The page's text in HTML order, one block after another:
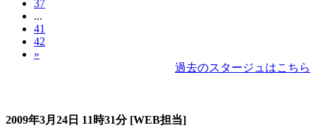
37
...
41
42
»
過去のスタージュはこちら
2009年3月24日 11時31分 [WEB担当]